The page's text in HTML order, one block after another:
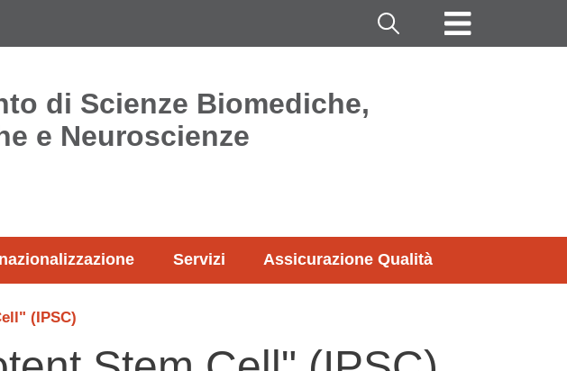
Cerca
di Scienze Biomediche,
e Neuroscienze
Servizi Assicurazione Qualità
(IPSC)